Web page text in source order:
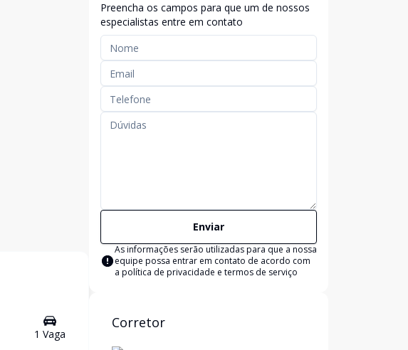
1 Vaga
Preencha os campos para que um de nossos
especialistas entre em contato
Enviar
As informações serão utilizadas para que a nossa
equipe possa entrar em contato de acordo com
a política de privacidade e termos de serviço
Corretor